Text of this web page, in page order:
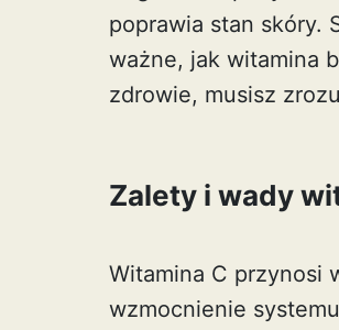
poprawia stan skóry.
ważne, jak witamina
zdrowie, musisz
Zalety i wady
Witamina C przynosi
wzmocnienie